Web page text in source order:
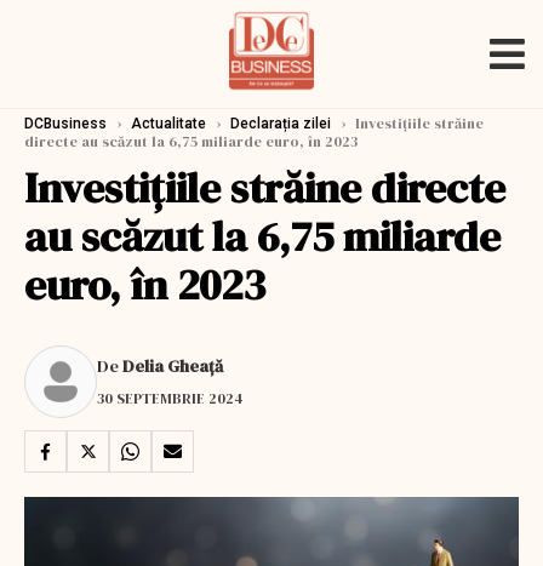
DCBusiness › Actualitate › Declarația zilei › Investiţiile străine
directe au scăzut la 6,75 miliarde euro, în 2023
Investiţiile străine directe
au scăzut la 6,75 miliarde
euro, în 2023
DeDelia Gheață
30 SEPTEMBRIE 2024